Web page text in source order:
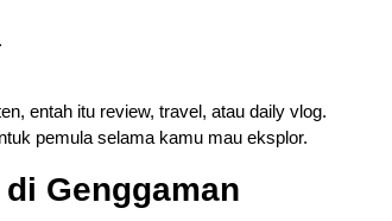
entah itu review, travel, atau daily vlog.
pemula selama kamu mau eksplor.
Genggaman